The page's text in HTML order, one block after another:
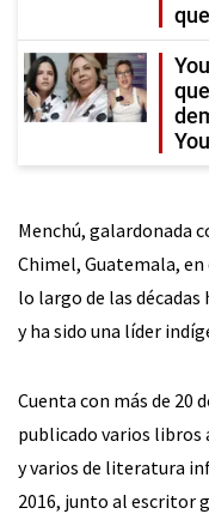
Menchú, galardonada
Chimel, Guatemala, en
lo largo de las
y ha sido una líder
Cuenta con más de 20
publicado varios
y varios de literatura
2016, junto al escritor